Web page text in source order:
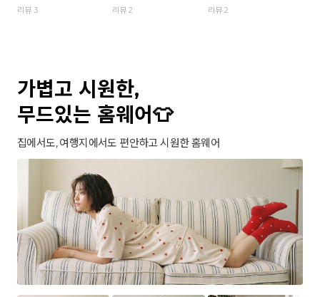
리뷰 3 리뷰 2 리뷰 2
가볍고 시원한,
무드있는 홈웨어👕
집에서도, 여행지에서도 편안하고 시원한 홈웨어